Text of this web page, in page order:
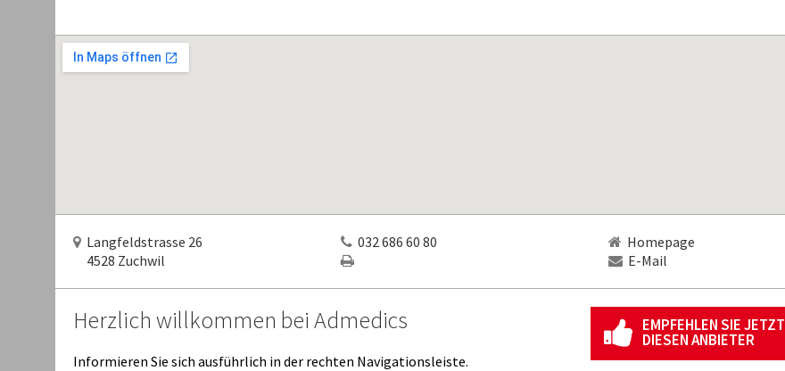
Langfeldstrasse 26
4528 Zuchwil
032 686 60 80
Homepage
E-Mail
Herzlich willkommen bei Admedics
Informieren Sie sich ausführlich in der rechten Navigationsleiste.
EMPFEHLEN SIE JETZT
DIESEN ANBIETER